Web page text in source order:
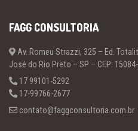
FAGG CONSULTORIA
Av. Romeu Strazzi, 325 – Ed.
José do Rio Preto – SP – CEP:
17 99101-5292
17-99766-2677
contato@faggconsultoria.com.br